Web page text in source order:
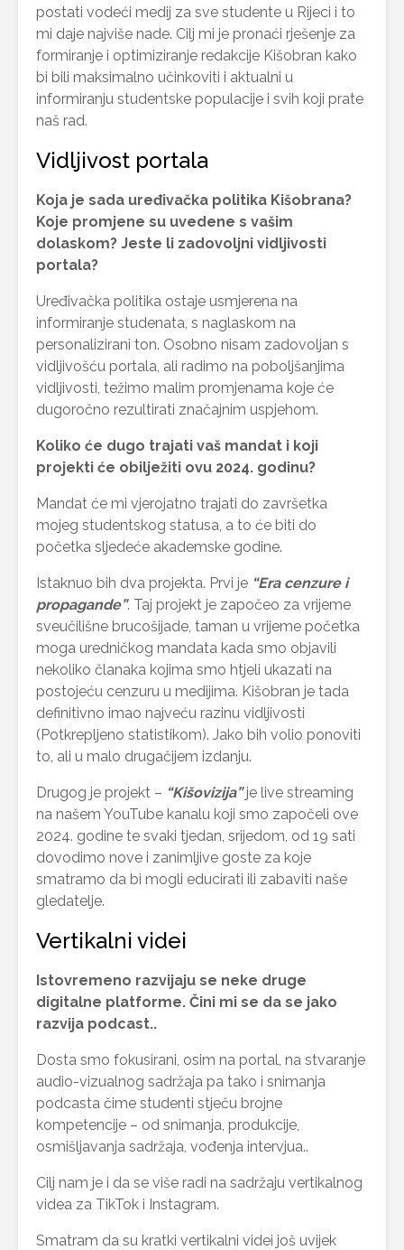
postati vodeći medij za sve studente u Rijeci i to
mi daje najviše nade. Cilj mi je pronaći rješenje za
formiranje i optimiziranje redakcije Kišobran kako
bi bili maksimalno učinkoviti i aktualni u
informiranju studentske populacije i svih koji prate
naš rad.
Vidljivost portala
Koja je sada uređivačka politika Kišobrana?
Koje promjene su uvedene s vašim
dolaskom? Jeste li zadovoljni vidljivosti
portala?
Uređivačka politika ostaje usmjerena na
informiranje studenata, s naglaskom na
personalizirani ton. Osobno nisam zadovoljan s
vidljivošću portala, ali radimo na poboljšanjima
vidljivosti, težimo malim promjenama koje će
dugoročno rezultirati značajnim uspjehom.
Koliko će dugo trajati vaš mandat i koji
projekti će obilježiti ovu 2024. godinu?
Mandat će mi vjerojatno trajati do završetka
mojeg studentskog statusa, a to će biti do
početka sljedeće akademske godine.
Istaknuo bih dva projekta. Prvi je “Era cenzure i
propagande”. Taj projekt je započeo za vrijeme
sveučilišne brucošijade, taman u vrijeme početka
moga uredničkog mandata kada smo objavili
nekoliko članaka kojima smo htjeli ukazati na
postojeću cenzuru u medijima. Kišobran je tada
definitivno imao najveću razinu vidljivosti
(Potkrepljeno statistikom). Jako bih volio ponoviti
to, ali u malo drugačijem izdanju.
Drugog je projekt – “Kišovizija”je live streaming
na našem YouTube kanalu koji smo započeli ove
2024. godine te svaki tjedan, srijedom, od 19 sati
dovodimo nove i zanimljive goste za koje
smatramo da bi mogli educirati ili zabaviti naše
gledatelje.
Vertikalni videi
Istovremeno razvijaju se neke druge
digitalne platforme. Čini mi se da se jako
razvija podcast..
Dosta smo fokusirani, osim na portal, na stvaranje
audio-vizualnog sadržaja pa tako i snimanja
podcasta čime studenti stječu brojne
kompetencije – od snimanja, produkcije,
osmišljavanja sadržaja, vođenja intervjua..
Cilj nam je i da se više radi na sadržaju vertikalnog
videa za TikTok i Instagram.
Smatram da su kratki vertikalni videi još uvijek